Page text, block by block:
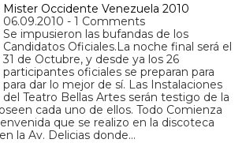
Mister Occidente Venezuela 2010
06.09.2010 - 1 Comments
Se impusieron las bufandas de los
Candidatos Oficiales.La noche final será el
31 de Octubre, y desde ya los 26
participantes oficiales se preparan para
para dar lo mejor de sí. Las Instalaciones
del Teatro Bellas Artes serán testigo de la
cada uno de ellos. Todo Comienza
que se realizo en la discoteca
la Av. Delicias donde…